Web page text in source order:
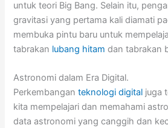
untuk teori Big Bang. Selain itu,
gravitasi yang pertama kali diamati
membuka pintu baru untuk
tabrakan lubang hitam dan tabrakan
Astronomi dalam Era Digital.
Perkembanganteknologi digital juga
kita mempelajari dan memahami
data astronomi yang canggih dan